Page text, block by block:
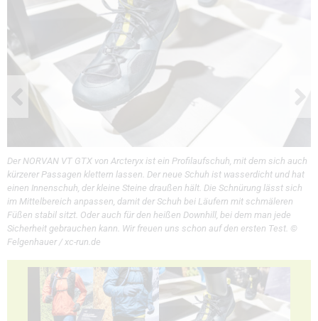
Der NORVAN VT GTX von Arcteryx ist ein Profilaufschuh, mit dem sich auch
kürzerer Passagen klettern lassen. Der neue Schuh ist wasserdicht und hat
einen Innenschuh, der kleine Steine draußen hält. Die Schnürung lässt sich
im Mittelbereich anpassen, damit der Schuh bei Läufern mit schmäleren
Füßen stabil sitzt. Oder auch für den heißen Downhill, bei dem man jede
Sicherheit gebrauchen kann. Wir freuen uns schon auf den ersten Test. ©
Felgenhauer / xc-run.de